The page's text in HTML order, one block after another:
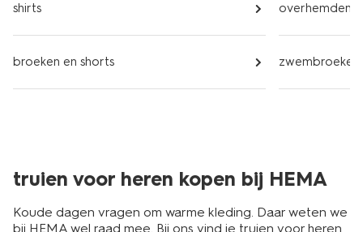
shirts
broeken en shorts
overhemden
zwembroeken
truien voor heren kopen bij HEMA
Koude dagen vragen om warme kleding. Daar weten we
bij HEMA wel raad mee. Bij ons vind je truien voor heren